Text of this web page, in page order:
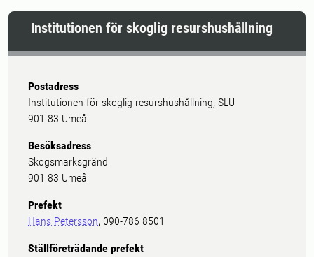
Institutionen för skoglig resurshushållning
Postadress
Institutionen för skoglig resurshushållning, SLU
901 83 Umeå
Besöksadress
Skogsmarksgränd
901 83 Umeå
Prefekt
Hans Petersson, 090-786 8501
Ställföreträdande prefekt